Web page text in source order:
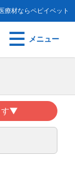
療材ならペピイベット
メニュー
す▼